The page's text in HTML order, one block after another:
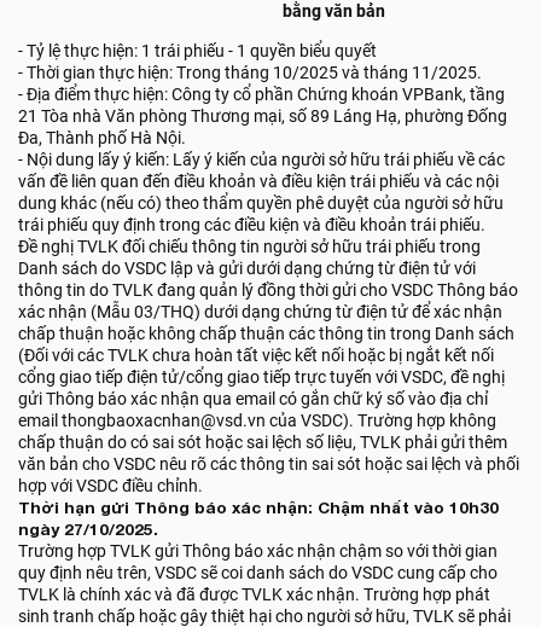
bằng văn bản
- Tỷ lệ thực hiện: 1 trái phiếu - 1 quyền biểu quyết
- Thời gian thực hiện: Trong tháng 10/2025 và tháng 11/2025.
- Địa điểm thực hiện: Công ty cổ phần Chứng khoán VPBank, tầng
21 Tòa nhà Văn phòng Thương mại, số 89 Láng Hạ, phường Đống
Đa, Thành phố Hà Nội.
- Nội dung lấy ý kiến: Lấy ý kiến của người sở hữu trái phiếu về các
vấn đề liên quan đến điều khoản và điều kiện trái phiếu và các nội
dung khác (nếu có) theo thẩm quyền phê duyệt của người sở hữu
trái phiếu quy định trong các điều kiện và điều khoản trái phiếu.
Đề nghị TVLK đối chiếu thông tin người sở hữu trái phiếu trong
Danh sách do VSDC lập và gửi dưới dạng chứng từ điện tử với
thông tin do TVLK đang quản lý đồng thời gửi cho VSDC Thông báo
xác nhận (Mẫu 03/THQ) dưới dạng chứng từ điện tử để xác nhận
chấp thuận hoặc không chấp thuận các thông tin trong Danh sách
(Đối với các TVLK chưa hoàn tất việc kết nối hoặc bị ngắt kết nối
cổng giao tiếp điện tử/cổng giao tiếp trực tuyến với VSDC, đề nghị
gửi Thông báo xác nhận qua email có gắn chữ ký số vào địa chỉ
email thongbaoxacnhan@vsd.vn của VSDC). Trường hợp không
chấp thuận do có sai sót hoặc sai lệch số liệu, TVLK phải gửi thêm
văn bản cho VSDC nêu rõ các thông tin sai sót hoặc sai lệch và phối
hợp với VSDC điều chỉnh.
Thời hạn gửi Thông báo xác nhận: Chậm nhất vào 10h30
ngày 27/10/2025.
Trường hợp TVLK gửi Thông báo xác nhận chậm so với thời gian
quy định nêu trên, VSDC sẽ coi danh sách do VSDC cung cấp cho
TVLK là chính xác và đã được TVLK xác nhận. Trường hợp phát
sinh tranh chấp hoặc gây thiệt hại cho người sở hữu, TVLK sẽ phải